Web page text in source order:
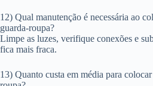
12) Qual manutenção é necessária ao
guarda-roupa?
Limpe as luzes, verifique conexões e
fica mais fraca.
13) Quanto custa em média para